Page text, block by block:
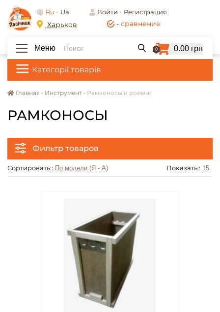
-сравнение
Ru Ua Войти Регистрация
Харьков
Категорії товарів
Меню 0 0.00 грн
Главная • Инструмент • Рамконосы и роевни
РАМКОНОСЫ
Фильтр товаров
Сортировать:: Показать::